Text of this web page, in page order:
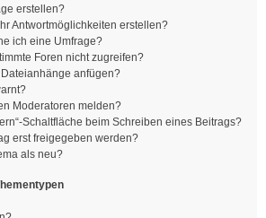
erstellen?
Antwortmöglichkeiten erstellen?
ich eine Umfrage?
Foren nicht zugreifen?
anfügen?
Moderatoren melden?
Schaltfläche beim Schreiben eines Beitrags?
erst freigegeben werden?
als neu?